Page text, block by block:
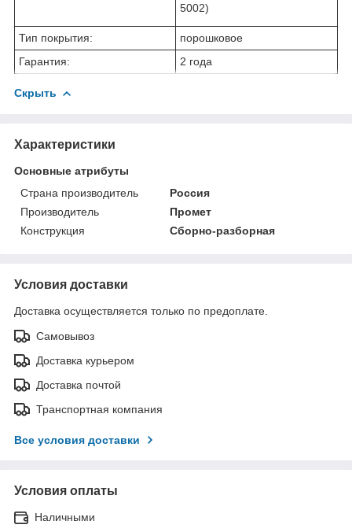
5002)
Тип покрытия:
порошковое
Гарантия:
2 года
Скрыть
Характеристики
Основные атрибуты
Страна производитель
Россия
Производитель
Промет
Конструкция
Сборно-разборная
Условия доставки
Доставка осуществляется только по предоплате.
Самовывоз
Доставка курьером
Доставка почтой
Транспортная компания
Все условия доставки
Условия оплаты
Наличными